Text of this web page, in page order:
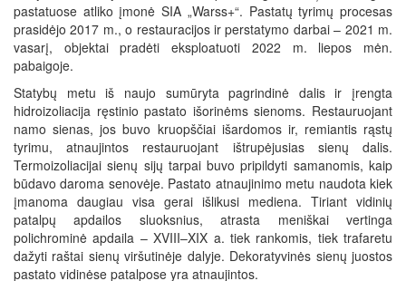
pastatuose atliko įmonė SIA „Warss+“. Pastatų tyrimų procesas
prasidėjo 2017 m., o restauracijos ir perstatymo darbai – 2021 m.
vasarį, objektai pradėti eksploatuoti 2022 m. liepos mėn.
pabaigoje.
Statybų metu iš naujo sumūryta pagrindinė dalis ir įrengta
hidroizoliacija ręstinio pastato išorinėms sienoms. Restauruojant
namo sienas, jos buvo kruopščiai išardomos ir, remiantis rąstų
tyrimu, atnaujintos restauruojant ištrupėjusias sienų dalis.
Termoizoliacijai sienų sijų tarpai buvo pripildyti samanomis, kaip
būdavo daroma senovėje. Pastato atnaujinimo metu naudota kiek
įmanoma daugiau visa gerai išlikusi mediena. Tiriant vidinių
patalpų apdailos sluoksnius, atrasta meniškai vertinga
polichrominė apdaila – XVIII–XIX a. tiek rankomis, tiek trafaretu
dažyti raštai sienų viršutinėje dalyje. Dekoratyvinės sienų juostos
pastato vidinėse patalpose yra atnaujintos.